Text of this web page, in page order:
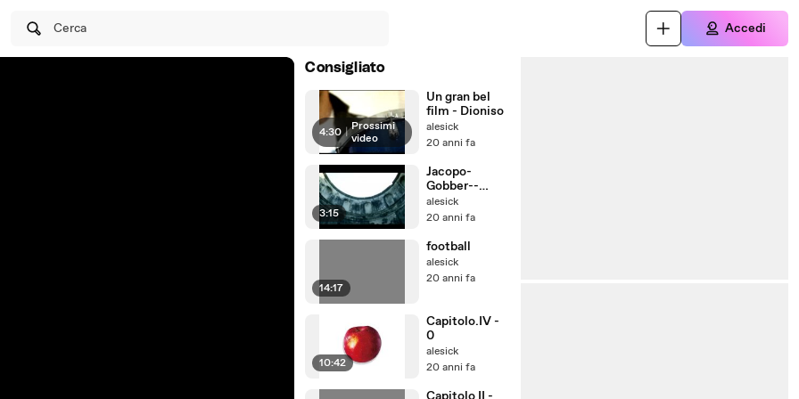
Cerca Accedi
Consigliato
4:30 | Prossimi
video
Un gran bel
film - Dioniso
alesick
20 anni fa
3:15
Jacopo-
Gobber--
Polistirolo (
videoclip )
alesick
20 anni fa
14:17
football
alesick
20 anni fa
10:42
Capitolo.IV -
0
alesick
20 anni fa